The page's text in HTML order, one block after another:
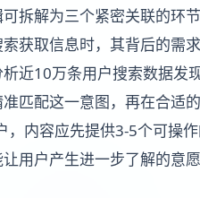
拆解为三个紧密关联的环
获取信息时，其背后的需
近10万条用户搜索数据发
匹配这一意图，再在合适
，内容应先提供3-5个可操
用户产生进一步了解的意愿